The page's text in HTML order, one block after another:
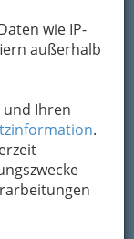
wie IP-
außerhalb
Ihren
.
so
Lange